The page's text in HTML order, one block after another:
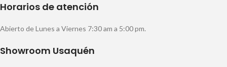
Horarios de atención
Abierto de Lunes a Viernes 7:30 am a 5:00 pm.
Showroom Usaquén